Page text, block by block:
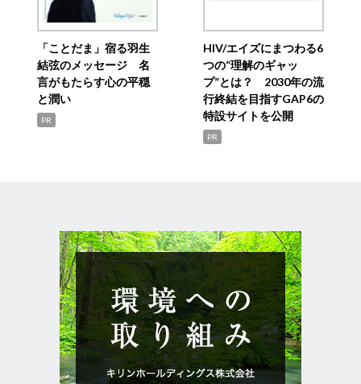
「ことだま」宿る羽生
結弦のメッセージ 名
言がもたらす心の平穏
と潤い
PR
HIV/エイズにまつわる6
つの“理解のギャッ
プ”とは？ 2030年の流
行終結を目指すGAP6の
特設サイトを公開
PR